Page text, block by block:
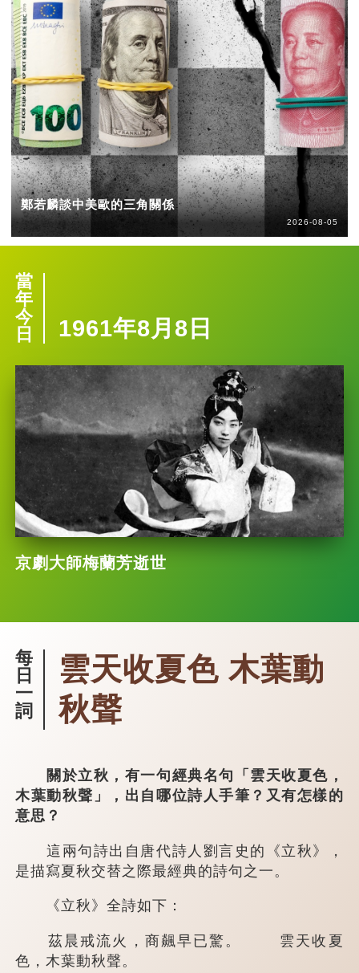
鄭若麟談中美歐的三角關係
2026-08-05
當
年
今
日
1961年8月8日
京劇大師梅蘭芳逝世
每
日
一
詞
雲天收夏色 木葉動
秋聲
關於立秋，有一句經典名句「雲天收夏色，
木葉動秋聲」，出自哪位詩人手筆？又有怎樣的
意思？
這兩句詩出自唐代詩人劉言史的《立秋》，
是描寫夏秋交替之際最經典的詩句之一。
《立秋》全詩如下：
茲晨戒流火，商飆早已驚。 雲天收夏
色，木葉動秋聲。